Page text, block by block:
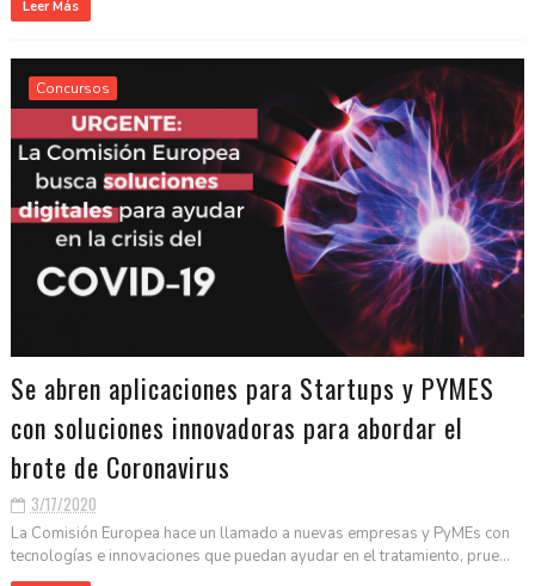
Leer Más
Concursos
Se abren aplicaciones para Startups y PYMES
con soluciones innovadoras para abordar el
brote de Coronavirus
3/17/2020
La Comisión Europea hace un llamado a nuevas empresas y PyMEs con
tecnologías e innovaciones que puedan ayudar en el tratamiento, prue...